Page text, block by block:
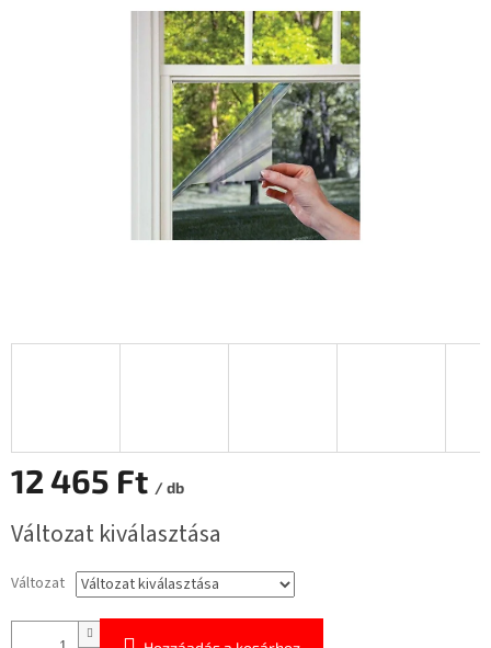
12 465 Ft / db
Változat kiválasztása
Változat